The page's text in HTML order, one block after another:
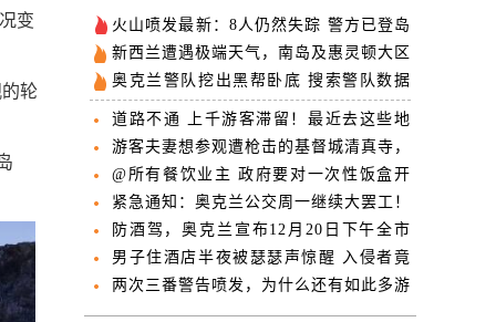
变
轮
火山喷发最新：8人仍然失踪 警方已登岛
称无生命迹象
新西兰遭遇极端天气，南岛及惠灵顿大区
已沦陷
奥克兰警队挖出黑帮卧底 搜索警队数据
库2万次
道路不通 上千游客滞留！最近去这些地
区旅游请注意
游客夫妻想参观遭枪击的基督城清真寺，
途中双双殒命
@所有餐饮业主 政府要对一次性饭盒开
战了！
紧急通知：奥克兰公交周一继续大罢工！
防酒驾，奥克兰宣布12月20日下午全市
公交免费
男子住酒店半夜被瑟瑟声惊醒 入侵者竟
然是...
两次三番警告喷发，为什么还有如此多游
客上岛？